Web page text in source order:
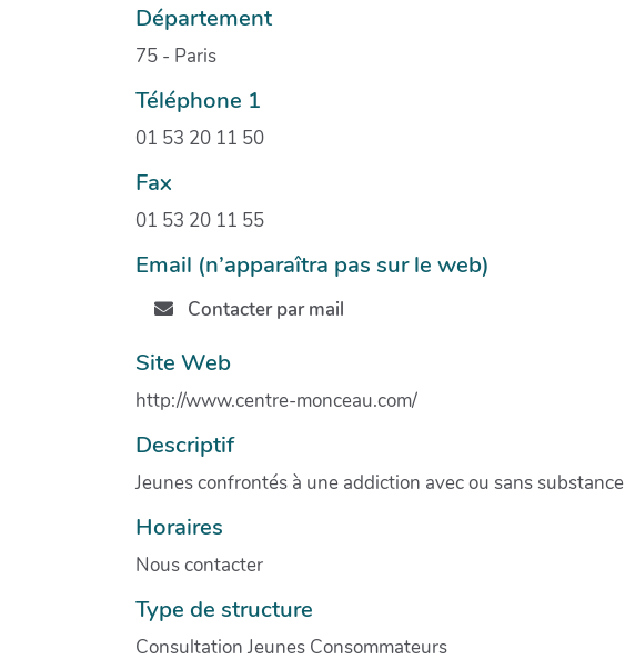
Département
75 - Paris
Téléphone 1
01 53 20 11 50
Fax
01 53 20 11 55
Email (n’apparaîtra pas sur le web)
Contacter par mail
Site Web
http://www.centre-monceau.com/
Descriptif
Jeunes confrontés à une addiction avec ou sans substance
Horaires
Nous contacter
Type de structure
Consultation Jeunes Consommateurs